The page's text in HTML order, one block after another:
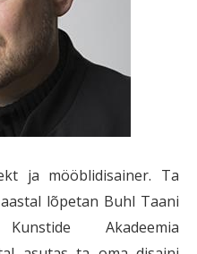
ja mööblidisainer. Ta
lõpetan Buhl Taani
Akadeemia